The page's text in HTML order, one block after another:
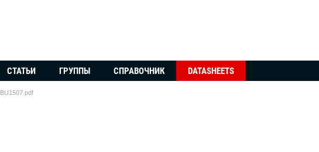
СТАТЬИ ГРУППЫ СПРАВОЧНИК DATASHEETS
BU1507.pdf